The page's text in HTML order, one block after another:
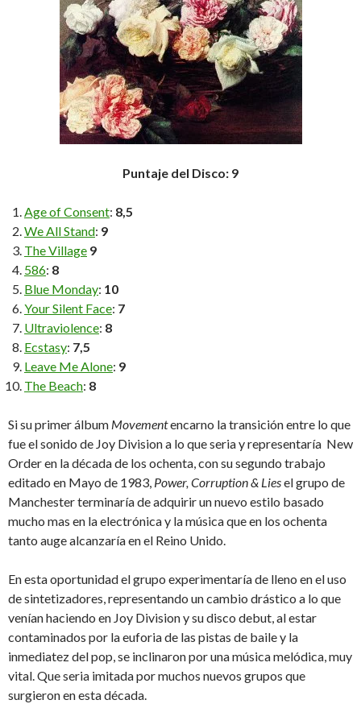
Puntaje del Disco: 9
Age of Consent: 8,5
We All Stand: 9
The Village 9
586: 8
Blue Monday: 10
Your Silent Face: 7
Ultraviolence: 8
Ecstasy: 7,5
Leave Me Alone: 9
The Beach: 8
Si su primer álbum Movementencarno la transición entre lo que
fue el sonido de Joy Division a lo que seria y representaría New
Order en la década de los ochenta, con su segundo trabajo
editado en Mayo de 1983, Power, Corruption & Liesel grupo de
Manchester terminaría de adquirir un nuevo estilo basado
mucho mas en la electrónica y la música que en los ochenta
tanto auge alcanzaría en el Reino Unido.
En esta oportunidad el grupo experimentaría de lleno en el uso
de sintetizadores, representando un cambio drástico a lo que
venían haciendo en Joy Division y su disco debut, al estar
contaminados por la euforia de las pistas de baile y la
inmediatez del pop, se inclinaron por una música melódica, muy
vital. Que seria imitada por muchos nuevos grupos que
surgieron en esta década.